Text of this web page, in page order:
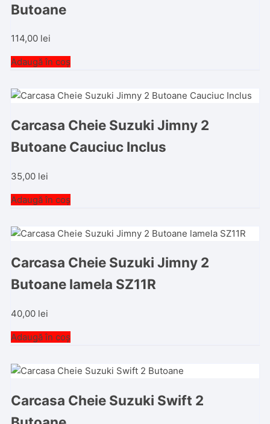
Butoane
114,00 lei
Adaugă în coș
Carcasa Cheie Suzuki Jimny 2
Butoane Cauciuc Inclus
35,00 lei
Adaugă în coș
Carcasa Cheie Suzuki Jimny 2
Butoane lamela SZ11R
40,00 lei
Adaugă în coș
Carcasa Cheie Suzuki Swift 2